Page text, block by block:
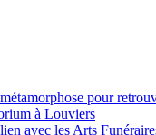
pour
à Louviers
avec les Arts